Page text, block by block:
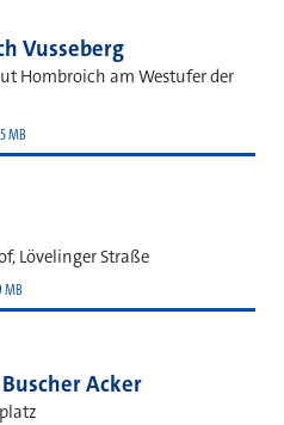
Vusseberg
Hombroich am Westufer der
MB
Lövelinger Straße
MB
Acker